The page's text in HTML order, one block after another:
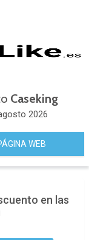
Caseking
2026
WEB
en las